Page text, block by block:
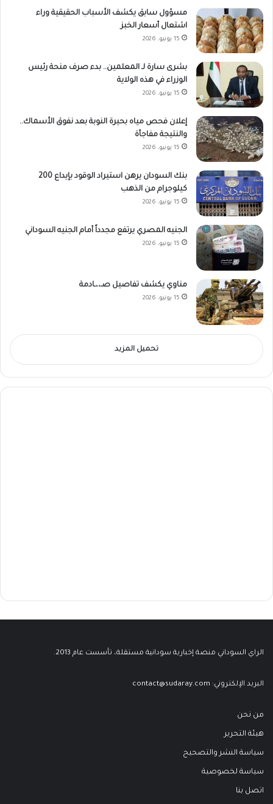
مسؤول سابق يكشف الأسباب الحقيقية وراء
اشتعال أسعار الخبز
15 يونيو، 2026
بشرى سارة لـ المعلمين.. بدء صرف منحة رئيس
الوزراء في هذه الولاية
15 يونيو، 2026
إعلان فحص مياه بحيرة النوبة بعد نفوق الأسماك..
والنتيجة مفاجأة
15 يونيو، 2026
بنك السودان يرهن استيراد الوقود بإيداع 200
كيلوجرام من الذهب
15 يونيو، 2026
الجنيه المصري يرتفع مجدداً أمام الجنيه السوداني
15 يونيو، 2026
مناوي يكشف تفاصيل صـ،،ـادمة
15 يونيو، 2026
تحميل المزيد
الراي السوداني منصة إخبارية سودانية مستقلة، تأسست عام 2013.
البريد الإلكتروني: contact@sudaray.com
من نحن
هيئة التحرير
سياسة النشر والتصحيح
سياسة لخصوصية
اتصل بنا